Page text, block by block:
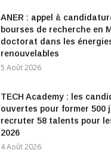
ANER : appel à
bourses de recherche en
doctorat dans les
renouvelables
5 Août 2026
TECH Academy : les
ouvertes pour former 500
recruter 58 talents pour
2026
4 Août 2026